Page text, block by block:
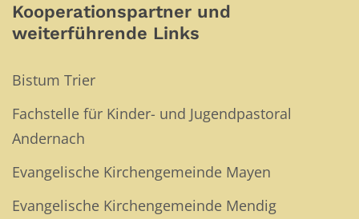
Kooperationspartner und
weiterführende Links
Bistum Trier
Fachstelle für Kinder- und Jugendpastoral
Andernach
Evangelische Kirchengemeinde Mayen
Evangelische Kirchengemeinde Mendig